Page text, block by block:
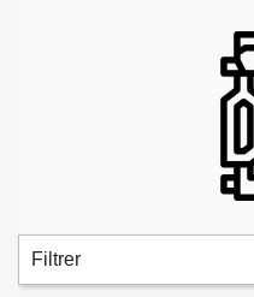
Filtrer